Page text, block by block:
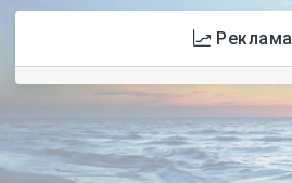
Реклама